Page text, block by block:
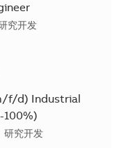
别
究开发
f/d) Industrial
100%)
类别
研究开发